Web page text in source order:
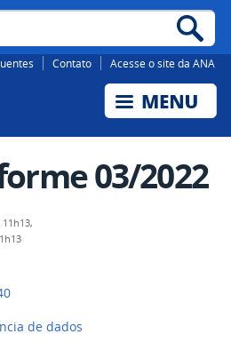
E SANEAMENTO BÁSICO
Contato Acesse o site da ANA
03/2022
de dados